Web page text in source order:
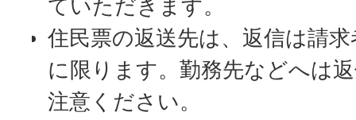
ていただきます。
住民票の返送先は、返信は請
に限ります。勤務先などへは
注意ください。